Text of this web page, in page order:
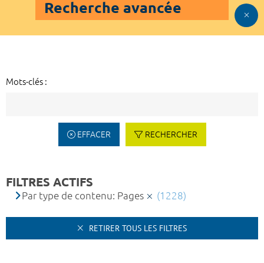
Recherche avancée
Mots-clés :
EFFACER RECHERCHER
FILTRES ACTIFS
Par type de contenu: Pages (1228)
RETIRER TOUS LES FILTRES